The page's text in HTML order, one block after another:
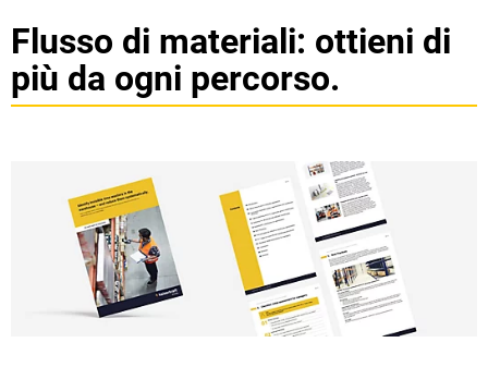
Flusso di materiali: ottieni di
più da ogni percorso.